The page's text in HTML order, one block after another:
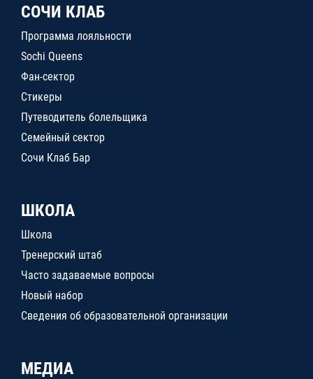
СОЧИ КЛАБ
Программа лояльности
Sochi Queens
Фан-сектор
Стикеры
Путеводитель болельщика
Семейный сектор
Сочи Клаб Бар
ШКОЛА
Школа
Тренерский штаб
Часто задаваемые вопросы
Новый набор
Сведения об образовательной организации
МЕДИА